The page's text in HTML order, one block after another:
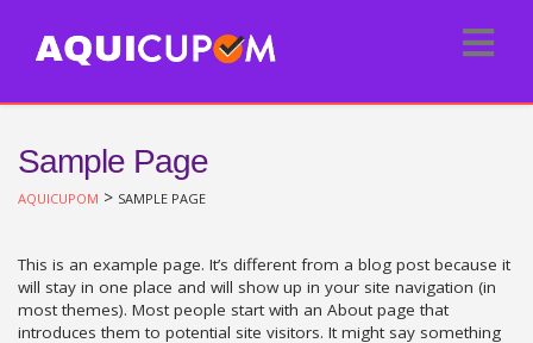
Sample Page
AQUICUPOM > SAMPLE PAGE
This is an example page. It’s different from a blog post because it
will stay in one place and will show up in your site navigation (in
most themes). Most people start with an About page that
introduces them to potential site visitors. It might say something